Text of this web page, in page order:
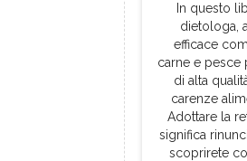
In questo
dietologa,
efficace
carne e pesce
di alta
carenze
Adottare la
significa
scoprirete